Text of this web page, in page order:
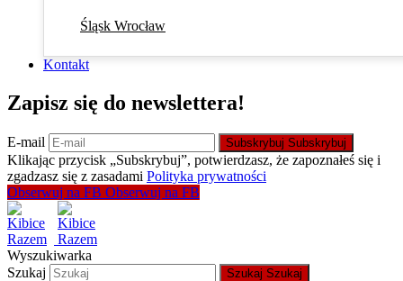
Śląsk Wrocław
Kontakt
Zapisz się do newslettera!
E-mail Subskrybuj Subskrybuj
Klikając przycisk „Subskrybuj”, potwierdzasz, że zapoznałeś się i
zgadzasz się z zasadami Polityka prywatności
Obserwuj na FB Obserwuj na FB
Wyszukiwarka
Szukaj
Szukaj Szukaj